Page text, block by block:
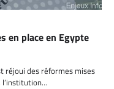
en place en Egypte
réjoui des réformes mises
l’institution…